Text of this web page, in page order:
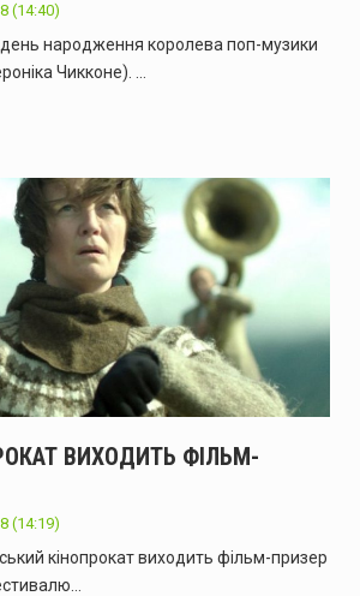
(14:40)
день народження королева поп-музики
Чикконе). …
ВИХОДИТЬ ФІЛЬМ-
(14:19)
кінопрокат виходить фільм-призер